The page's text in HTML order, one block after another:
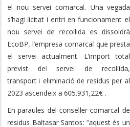
el nou servei comarcal. Una vegada
s’hagi licitat i entri en funcionament el
nou servei de recollida es dissoldrà
EcoBP, l’empresa comarcal que presta
el servei actualment. L’import total
previst del servei de recollida,
transport i eliminació de residus per al
2023 ascendeix a 605.931,22€ .
En paraules del conseller comarcal de
residus Baltasar Santos: “aquest és un